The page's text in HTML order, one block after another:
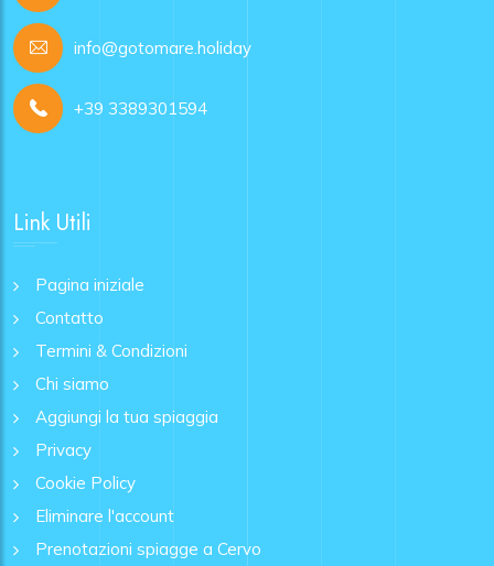
info@gotomare.holiday
+39 3389301594
Link Utili
Pagina iniziale
Contatto
Termini & Condizioni
Chi siamo
Aggiungi la tua spiaggia
Privacy
Cookie Policy
Eliminare l'account
Prenotazioni spiagge a Cervo